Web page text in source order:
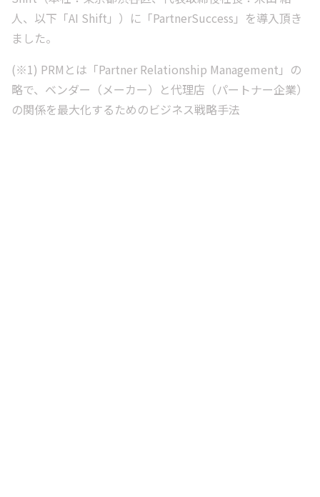
人、以下「AI Shift」）に「PartnerSuccess」を導入頂き
ました。
(※1) PRMとは「Partner Relationship Management」の
略で、ベンダー（メーカー）と代理店（パートナー企業）
の関係を最大化するためのビジネス戦略手法